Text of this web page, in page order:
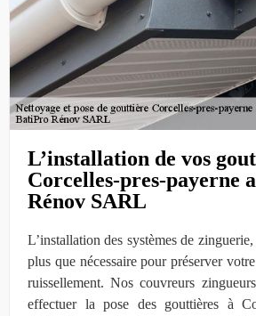
L’installation de vos
Corcelles-pres-payerne
Rénov SARL
L’installation des systèmes de
plus que nécessaire pour préserver
ruissellement. Nos couvreurs
effectuer la pose des gouttières à